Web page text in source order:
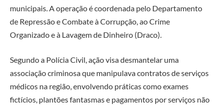
municipais. A operação é coordenada pelo Departamento
de Repressão e Combate à Corrupção, ao Crime
Organizado e à Lavagem de Dinheiro (Draco).
Segundo a Polícia Civil, ação visa desmantelar uma
associação criminosa que manipulava contratos de serviços
médicos na região, envolvendo práticas como exames
fictícios, plantões fantasmas e pagamentos por serviços não